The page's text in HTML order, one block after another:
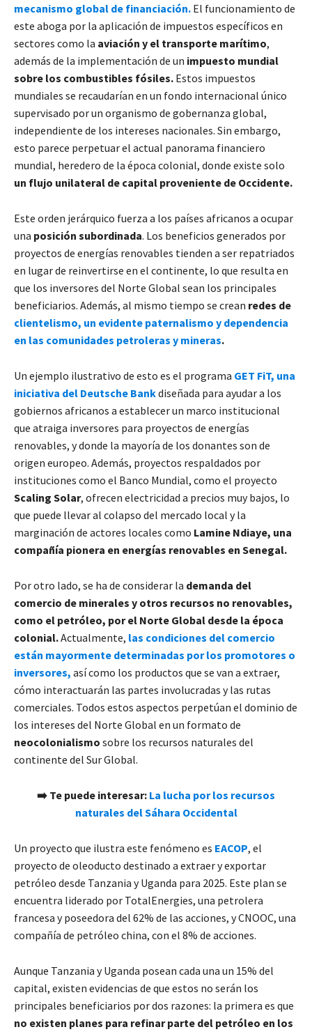
mecanismo global de financiación. El funcionamiento de
este aboga por la aplicación de impuestos específicos en
sectores como la aviación y el transporte marítimo,
además de la implementación de un impuesto mundial
sobre los combustibles fósiles. Estos impuestos
mundiales se recaudarían en un fondo internacional único
supervisado por un organismo de gobernanza global,
independiente de los intereses nacionales. Sin embargo,
esto parece perpetuar el actual panorama financiero
mundial, heredero de la época colonial, donde existe solo
un flujo unilateral de capital proveniente de Occidente.
Este orden jerárquico fuerza a los países africanos a ocupar
una posición subordinada. Los beneficios generados por
proyectos de energías renovables tienden a ser repatriados
en lugar de reinvertirse en el continente, lo que resulta en
que los inversores del Norte Global sean los principales
beneficiarios. Además, al mismo tiempo se crean redes de
clientelismo, un evidente paternalismo y dependencia
en las comunidades petroleras y mineras.
Un ejemplo ilustrativo de esto es el programa GET FiT, una
iniciativa del Deutsche Bankdiseñada para ayudar a los
gobiernos africanos a establecer un marco institucional
que atraiga inversores para proyectos de energías
renovables, y donde la mayoría de los donantes son de
origen europeo. Además, proyectos respaldados por
instituciones como el Banco Mundial, como el proyecto
Scaling Solar, ofrecen electricidad a precios muy bajos, lo
que puede llevar al colapso del mercado local y la
marginación de actores locales como Lamine Ndiaye, una
compañía pionera en energías renovables en Senegal.
Por otro lado, se ha de considerar la demanda del
comercio de minerales y otros recursos no renovables,
como el petróleo, por el Norte Global desde la época
colonial.Actualmente, las condiciones del comercio
están mayormente determinadas por los promotores o
inversores, así como los productos que se van a extraer,
cómo interactuarán las partes involucradas y las rutas
comerciales. Todos estos aspectos perpetúan el dominio de
los intereses del Norte Global en un formato de
neocolonialismo sobre los recursos naturales del
continente del Sur Global.
➡️ Te puede interesar: La lucha por los recursos
naturales del Sáhara Occidental
Un proyecto que ilustra este fenómeno es EACOP, el
proyecto de oleoducto destinado a extraer y exportar
petróleo desde Tanzania y Uganda para 2025. Este plan se
encuentra liderado por TotalEnergies, una petrolera
francesa y poseedora del 62% de las acciones, y CNOOC, una
compañía de petróleo china, con el 8% de acciones.
Aunque Tanzania y Uganda posean cada una un 15% del
capital, existen evidencias de que estos no serán los
principales beneficiarios por dos razones: la primera es que
no existen planes para refinar parte del petróleo en los